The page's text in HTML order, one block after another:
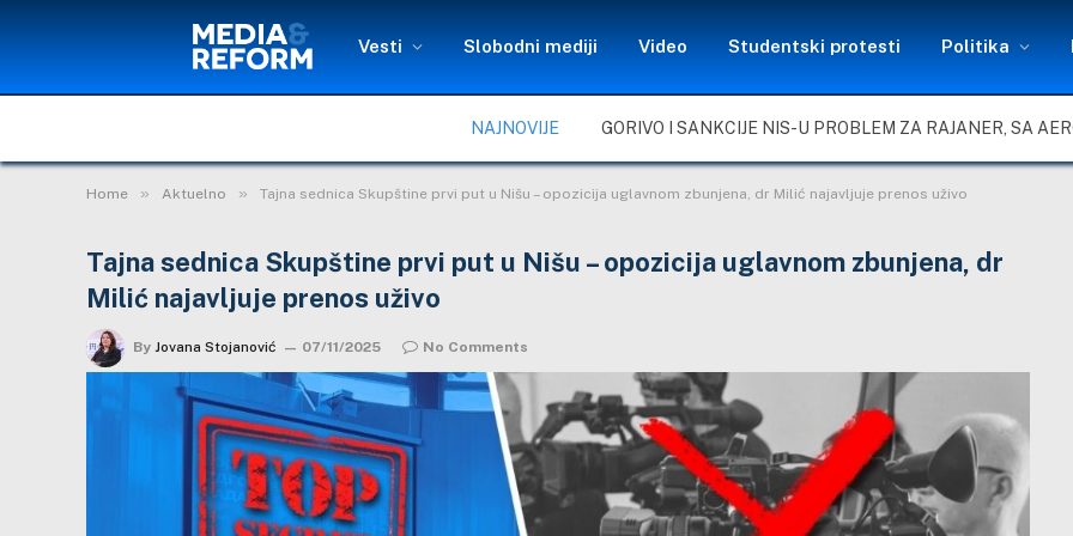
Vesti Slobodni mediji Video Studentski protesti Politika
NAJNOVIJE
Home » Aktuelno » Tajna sednica Skupštine prvi put u Nišu – opozicija uglavnom zbunjena, dr Milić najavljuje prenos uživo
Tajna sednica Skupštine prvi put u Nišu – opozicija uglavnom zbunjena, dr
Milić najavljuje prenos uživo
By Jovana Stojanović 07/11/2025 No Comments